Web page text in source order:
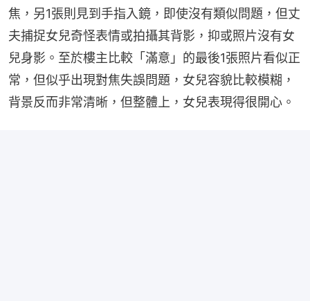
焦，另1張則見到手指入鏡，即使沒有類似問題，但丈
夫捕捉女兒奇怪表情或拍攝其背影，抑或照片沒有女
兒身影。至於樓主比較「滿意」的最後1張照片看似正
常，但似乎出現對焦失誤問題，女兒容貌比較模糊，
背景反而非常清晰，但整體上，女兒表現得很開心。